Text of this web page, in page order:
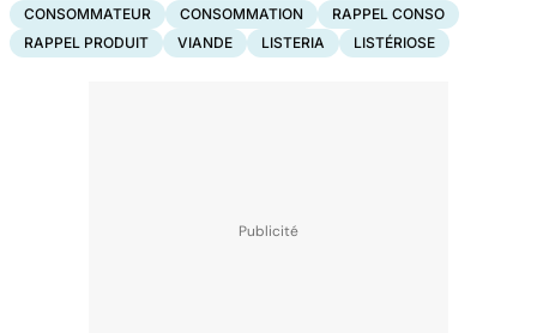
CONSOMMATEUR CONSOMMATION
RAPPEL CONSO
RAPPEL PRODUIT
VIANDE LISTERIA LISTÉRIOSE